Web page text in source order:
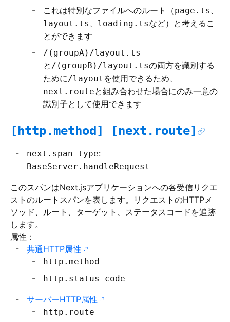
これは特別なファイルへのルート（page.ts 、
layout.ts 、 loading.tsなど）と考えるこ
とができます
/(groupA)/layout.ts
と /(groupB)/layout.tsの両方を識別する
ために/layout を使用できるため、
next.routeと組み合わせた場合にのみ一意の
識別子として使用できます
[http.method] [next.route]
next.span_type:
BaseServer.handleRequest
このスパンはNext.jsアプリケーションへの各受信リクエ
ストのルートスパンを表します。リクエストのHTTPメ
ソッド、ルート、ターゲット、ステータスコードを追跡
します。
属性：
共通HTTP属性
http.method
http.status_code
サーバーHTTP属性
http.route